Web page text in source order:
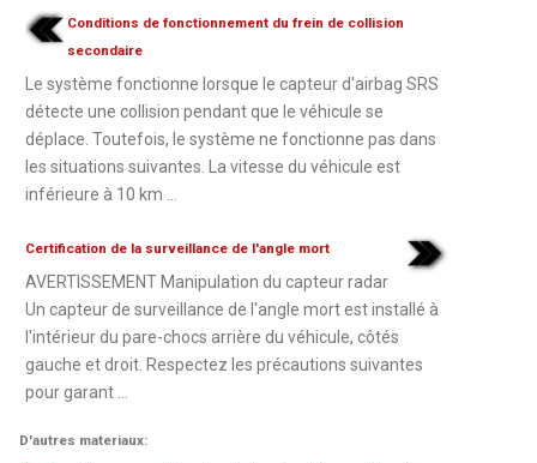
Conditions de fonctionnement du frein de collision
secondaire
Le système fonctionne lorsque le capteur d'airbag SRS
détecte une collision pendant que le véhicule se
déplace. Toutefois, le système ne fonctionne pas dans
les situations suivantes. La vitesse du véhicule est
inférieure à 10 km ...
Certification de la surveillance de l'angle mort
AVERTISSEMENT Manipulation du capteur radar
Un capteur de surveillance de l'angle mort est installé à
l'intérieur du pare-chocs arrière du véhicule, côtés
gauche et droit. Respectez les précautions suivantes
pour garant ...
D'autres materiaux: